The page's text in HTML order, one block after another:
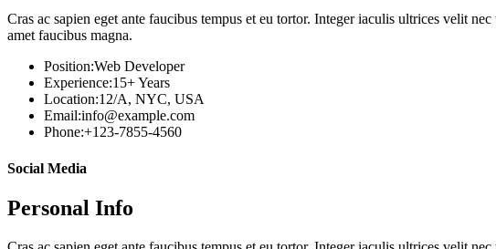
Cras ac sapien eget ante faucibus tempus et eu tortor. Integer iaculis ultrices velit
amet faucibus magna.
Position:Web Developer
Experience:15+ Years
Location:12/A, NYC, USA
Email:info@example.com
Phone:+123-7855-4560
Social Media
Personal Info